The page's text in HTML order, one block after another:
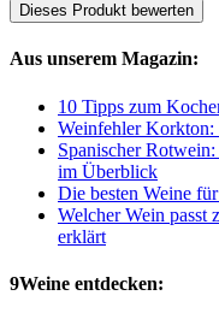
Dieses Produkt bewerten
Aus unserem Magazin:
10 Tipps zum
Weinfehler Korkton:
Spanischer
im Überblick
Die besten Weine
Welcher Wein passt
erklärt
9Weine entdecken: